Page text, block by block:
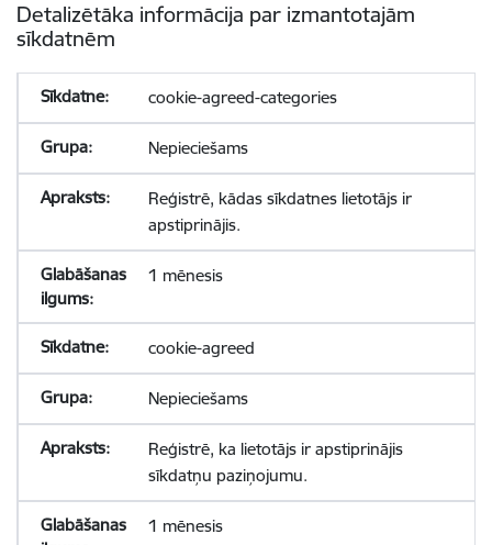
Detalizētāka informācija par izmantotajām
sīkdatnēm
cookie-agreed-categories
Nepieciešams
Reģistrē, kādas sīkdatnes lietotājs ir
apstiprinājis.
1 mēnesis
cookie-agreed
Nepieciešams
Reģistrē, ka lietotājs ir apstiprinājis
sīkdatņu paziņojumu.
1 mēnesis